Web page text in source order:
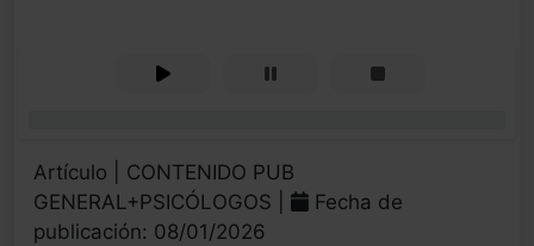
Artículo | CONTENIDO PUB
GENERAL+PSICÓLOGOS |
Fecha de
publicación: 08/01/2026